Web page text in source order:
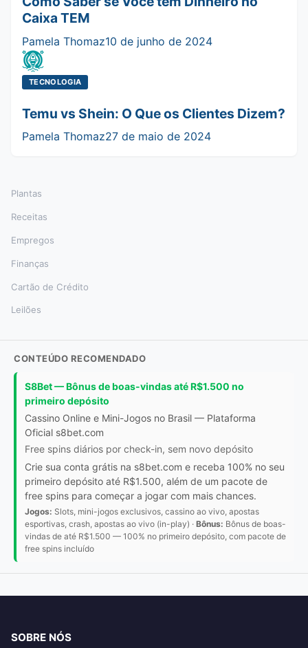
Caixa TEM
Pamela Thomaz10 de junho de 2024
TECNOLOGIA
Temu vs Shein: O Que os Clientes Dizem?
Pamela Thomaz27 de maio de 2024
Plantas
Receitas
Empregos
Finanças
Cartão de Crédito
Leilões
CONTEÚDO RECOMENDADO
S8Bet — Bônus de boas-vindas até R$1.500 no
primeiro depósito
Cassino Online e Mini-Jogos no Brasil — Plataforma
Oficial s8bet.com
Free spins diários por check-in, sem novo depósito
Crie sua conta grátis na s8bet.com e receba 100% no seu
primeiro depósito até R$1.500, além de um pacote de
free spins para começar a jogar com mais chances.
Jogos: Slots, mini-jogos exclusivos, cassino ao vivo, apostas
esportivas, crash, apostas ao vivo (in-play) · Bônus: Bônus de boas-
vindas de até R$1.500 — 100% no primeiro depósito, com pacote de
free spins incluído
SOBRE NÓS